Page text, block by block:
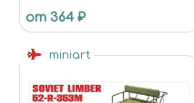
от 364 ₽
miniart